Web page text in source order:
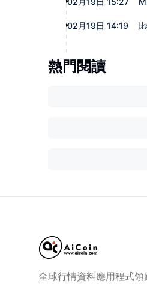
02月19日 14:19
熱門閱讀
全球行情資料應用程式